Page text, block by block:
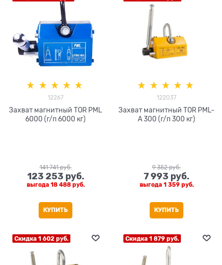
12267
Захват магнитный TOR PML
6000 (г/п 6000 кг)
141 741 руб.
123 253 руб.
выгода 18 488 руб.
КУПИТЬ
122037
Захват магнитный TOR PML-
A 300 (г/п 300 кг)
9 352 руб.
7 993 руб.
выгода 1 359 руб.
КУПИТЬ
Скидка 1 602 руб. Скидка 1 879 руб.